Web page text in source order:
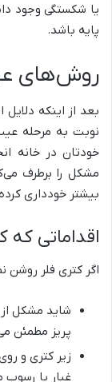
یا شکستگی وجود
پایه باشد.
روش‌های
بعد از اینکه
نوبت به مرحله
خودتان در خانه
مشکل را برطرف
بیشتر خودداری
اقداماتی که
اگر کتری فلر روشن
شاید مشکل
پریز مطمئن
زیر کتری و
غبار یا رسوب